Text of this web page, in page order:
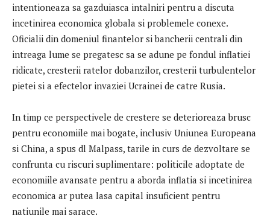
intentioneaza sa gazduiasca intalniri pentru a discuta
incetinirea economica globala si problemele conexe.
Oficialii din domeniul finantelor si bancherii centrali din
intreaga lume se pregatesc sa se adune pe fondul inflatiei
ridicate, cresterii ratelor dobanzilor, cresterii turbulentelor
pietei si a efectelor invaziei Ucrainei de catre Rusia.
In timp ce perspectivele de crestere se deterioreaza brusc
pentru economiile mai bogate, inclusiv Uniunea Europeana
si China, a spus dl Malpass, tarile in curs de dezvoltare se
confrunta cu riscuri suplimentare: politicile adoptate de
economiile avansate pentru a aborda inflatia si incetinirea
economica ar putea lasa capital insuficient pentru
natiunile mai sarace.